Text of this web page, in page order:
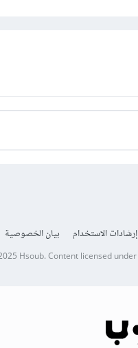
إرشادات الاستخدام بيان الخصوصية
Hsoub.Content licensed under